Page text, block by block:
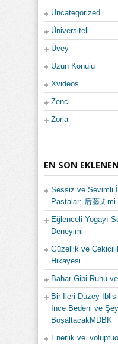
Uncategorized
Üniversiteli
Üvey
Uzun Konulu
Xvideos
Zenci
Zorla
EN SON
Sessiz ve Sevimli
Pastalar: 后藤えmi
Eğlenceli Yogayı
Deneyimi
Güzellik ve
Hikayesi
Bahar Gibi Ruhu
Bir İleri Düzey İblis
İnce Bedeni ve
BoşaltacakMDBK
Enerjik